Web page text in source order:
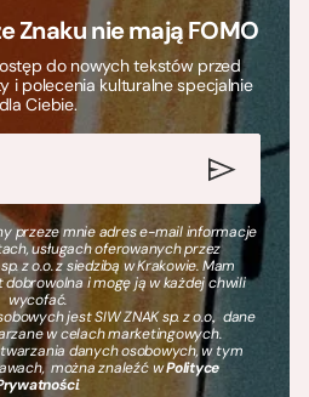
Znaku nie mają FOMO
do nowych tekstów przed
i polecenia kulturalne specjalnie
dla Ciebie.
przeze mnie adres e-mail informacje
usługach oferowanych przez
z o.o. z siedzibą w Krakowie. Mam
dobrowolna i mogę ją w każdej chwili
wycofać.
jest SIW ZNAK sp. z o.o., dane
w celach marketingowych.
danych osobowych, w tym
można znaleźć wPolityce
.